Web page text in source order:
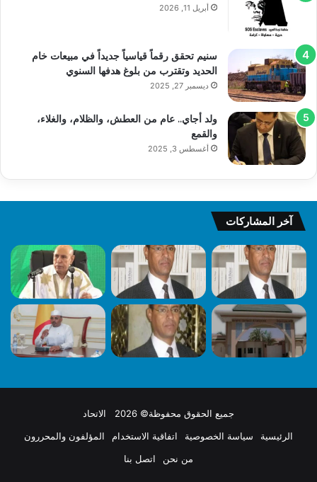
أبريل 11, 2026
سنيم تحقق رقماً قياسياً جديداً في مبيعات خام
الحديد وتقترب من بلوغ هدفها السنوي
ديسمبر 27, 2025
ولد أجاي.. عام من العطش، والظلام، والغلاء،
والقمع
أغسطس 3, 2025
آخر المشاركات
جميع الحقوق محفوظة© 2026 الاتحاد
الرئيسية
سياسة الخصوصية اتفاقية الاستخدام
المؤلفون والمحررون
من نحن
اتصل بنا